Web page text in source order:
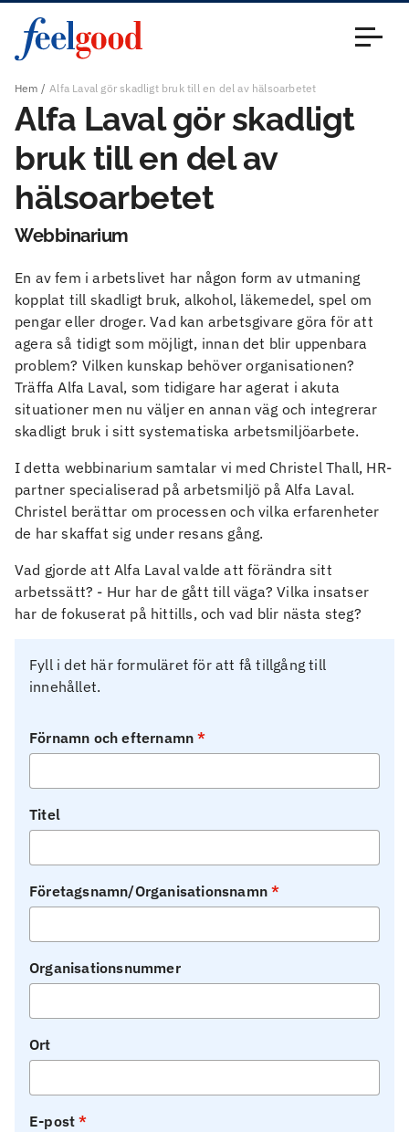
Hem Alfa Laval gör skadligt bruk till en del av hälsoarbetet
Alfa Laval gör skadligt
bruk till en del av
hälsoarbetet
Webbinarium
En av fem i arbetslivet har någon form av utmaning
kopplat till skadligt bruk, alkohol, läkemedel, spel om
pengar eller droger. Vad kan arbetsgivare göra för att
agera så tidigt som möjligt, innan det blir uppenbara
problem? Vilken kunskap behöver organisationen?
Träffa Alfa Laval, som tidigare har agerat i akuta
situationer men nu väljer en annan väg och integrerar
skadligt bruk i sitt systematiska arbetsmiljöarbete.
I detta webbinarium samtalar vi med Christel Thall, HR-
partner specialiserad på arbetsmiljö på Alfa Laval.
Christel berättar om processen och vilka erfarenheter
de har skaffat sig under resans gång.
Vad gjorde att Alfa Laval valde att förändra sitt
arbetssätt? - Hur har de gått till väga? Vilka insatser
har de fokuserat på hittills, och vad blir nästa steg?
Fyll i det här formuläret för att få tillgång till
innehållet.
Förnamn och efternamn
Titel
Företagsnamn/Organisationsnamn
Organisationsnummer
Ort
E-post